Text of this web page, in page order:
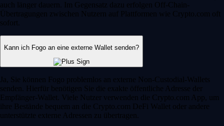
auch länger dauern. Im Gegensatz dazu erfolgen Off-Chain-
Übertragungen zwischen Nutzern auf Plattformen wie Crypto.com oft
sofort.
Kann ich Fogo an eine externe Wallet senden?
Ja, Sie können Fogo problemlos an externe Non-Custodial-Wallets
senden. Hierfür benötigen Sie die exakte öffentliche Adresse der
Empfänger-Wallet. Viele Nutzer verwenden die Crypto.com App, um
ihre Bestände bequem an die Crypto.com DeFi Wallet oder andere
unterstützte externe Adressen zu übertragen.